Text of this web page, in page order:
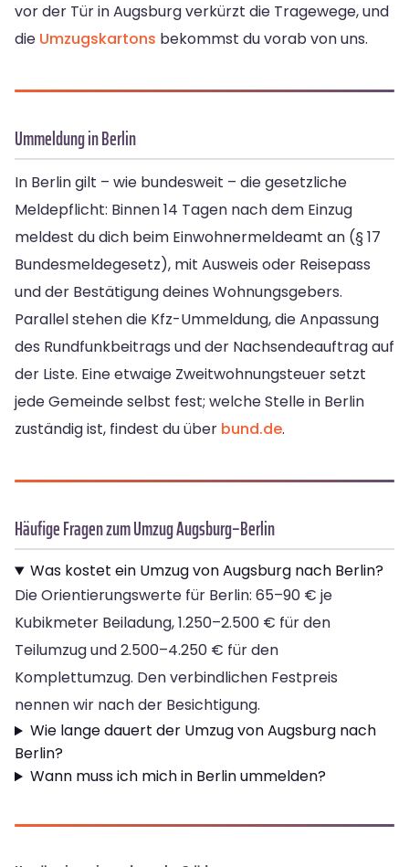
vor der Tür in Augsburg verkürzt die Tragewege, und
die Umzugskartons bekommst du vorab von uns.
Ummeldung in Berlin
In Berlin gilt – wie bundesweit – die gesetzliche
Meldepflicht: Binnen 14 Tagen nach dem Einzug
meldest du dich beim Einwohnermeldeamt an (§ 17
Bundesmeldegesetz), mit Ausweis oder Reisepass
und der Bestätigung deines Wohnungsgebers.
Parallel stehen die Kfz-Ummeldung, die Anpassung
des Rundfunkbeitrags und der Nachsendeauftrag auf
der Liste. Eine etwaige Zweitwohnungsteuer setzt
jede Gemeinde selbst fest; welche Stelle in Berlin
zuständig ist, findest du über bund.de.
Häufige Fragen zum Umzug Augsburg–Berlin
Was kostet ein Umzug von Augsburg nach Berlin?
Die Orientierungswerte für Berlin: 65–90 € je
Kubikmeter Beiladung, 1.250–2.500 € für den
Teilumzug und 2.500–4.250 € für den
Komplettumzug. Den verbindlichen Festpreis
nennen wir nach der Besichtigung.
Wie lange dauert der Umzug von Augsburg nach
Berlin?
Wann muss ich mich in Berlin ummelden?